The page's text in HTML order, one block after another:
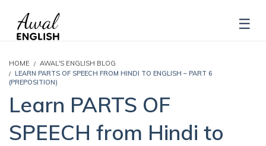
HOME
AWAL'S ENGLISH BLOG
LEARN PARTS OF SPEECH FROM HINDI TO ENGLISH – PART 6
(PREPOSITION)
Learn PARTS OF
SPEECH from Hindi to